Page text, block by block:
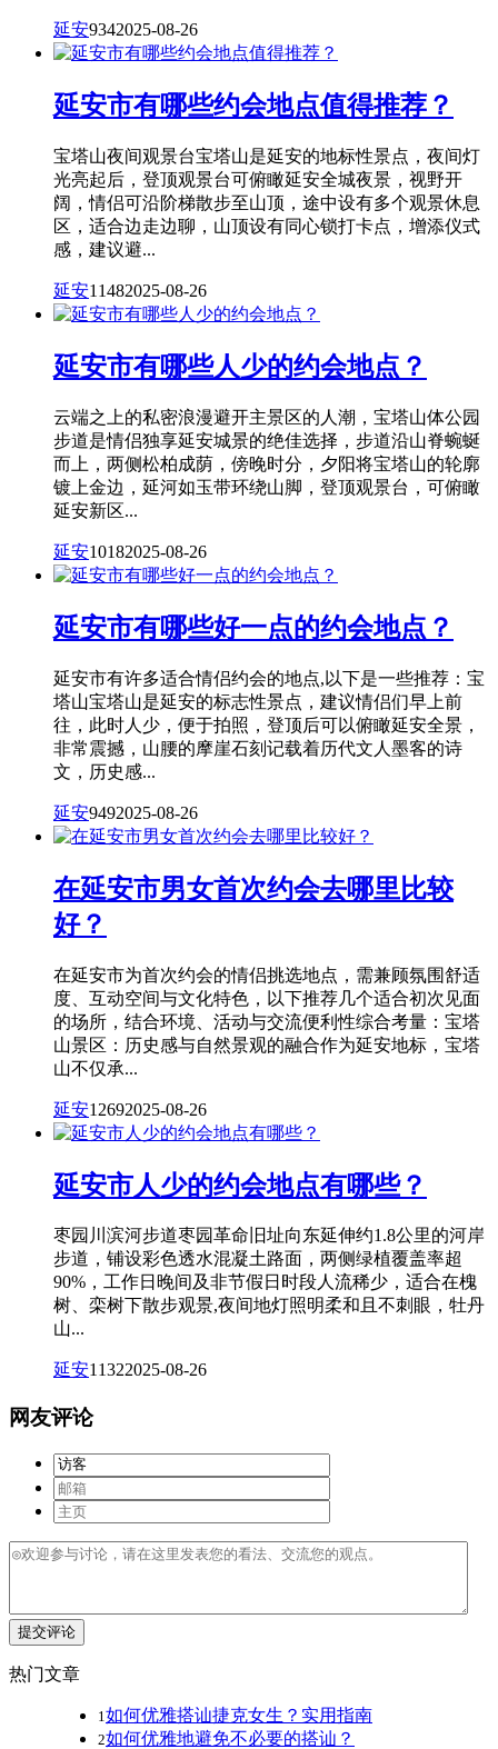
延安9342025-08-26
延安市有哪些约会地点值得推荐？
宝塔山夜间观景台宝塔山是延安的地标性景点，夜间灯
光亮起后，登顶观景台可俯瞰延安全城夜景，视野开
阔，情侣可沿阶梯散步至山顶，途中设有多个观景休息
区，适合边走边聊，山顶设有同心锁打卡点，增添仪式
感，建议避...
延安11482025-08-26
延安市有哪些人少的约会地点？
云端之上的私密浪漫避开主景区的人潮，宝塔山体公园
步道是情侣独享延安城景的绝佳选择，步道沿山脊蜿蜒
而上，两侧松柏成荫，傍晚时分，夕阳将宝塔山的轮廓
镀上金边，延河如玉带环绕山脚，登顶观景台，可俯瞰
延安新区...
延安10182025-08-26
延安市有哪些好一点的约会地点？
延安市有许多适合情侣约会的地点,以下是一些推荐：宝
塔山宝塔山是延安的标志性景点，建议情侣们早上前
往，此时人少，便于拍照，登顶后可以俯瞰延安全景，
非常震撼，山腰的摩崖石刻记载着历代文人墨客的诗
文，历史感...
延安9492025-08-26
在延安市男女首次约会去哪里比较
好？
在延安市为首次约会的情侣挑选地点，需兼顾氛围舒适
度、互动空间与文化特色，以下推荐几个适合初次见面
的场所，结合环境、活动与交流便利性综合考量：宝塔
山景区：历史感与自然景观的融合作为延安地标，宝塔
山不仅承...
延安12692025-08-26
延安市人少的约会地点有哪些？
枣园川滨河步道枣园革命旧址向东延伸约1.8公里的河岸
步道，铺设彩色透水混凝土路面，两侧绿植覆盖率超
90%，工作日晚间及非节假日时段人流稀少，适合在槐
树、栾树下散步观景,夜间地灯照明柔和且不刺眼，牡丹
山...
延安11322025-08-26
网友评论
提交评论
热门文章
1 如何优雅搭讪捷克女生？实用指南
2如何优雅地避免不必要的搭讪？